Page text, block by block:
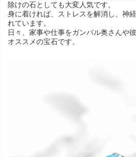
除けの石としても大変人気です。
身に着ければ、ストレスを解消し、神
れています。
日々、家事や仕事をガンバル奥さんや
オススメの宝石です。